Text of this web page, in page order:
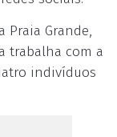
Praia Grande,
trabalha com a
indivíduos